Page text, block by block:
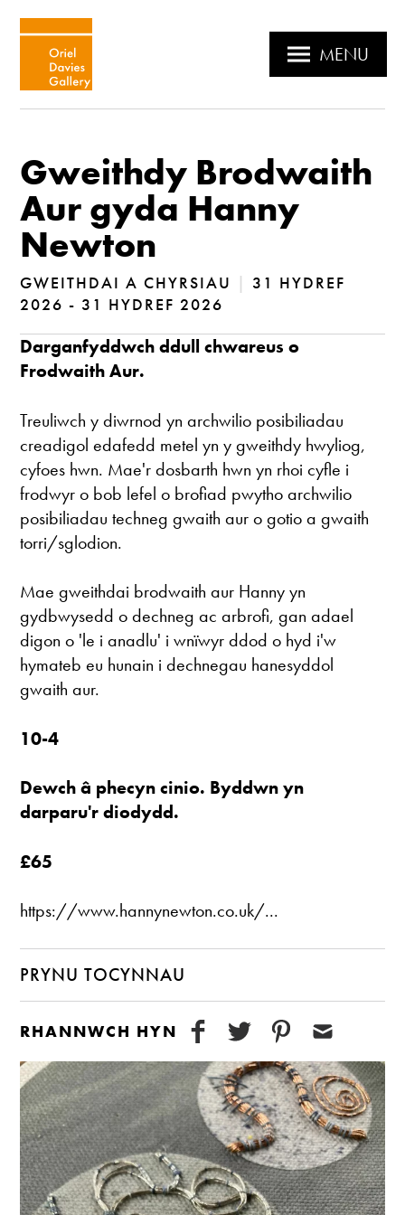
MENU
Gweithdy Brodwaith
Aur gyda Hanny
Newton
GWEITHDAI A CHYRSIAU | 31 HYDREF
2026 - 31 HYDREF 2026
Darganfyddwch ddull chwareus o
Frodwaith Aur.
Treuliwch y diwrnod yn archwilio posibiliadau
creadigol edafedd metel yn y gweithdy hwyliog,
cyfoes hwn. Mae'r dosbarth hwn yn rhoi cyfle i
frodwyr o bob lefel o brofiad pwytho archwilio
posibiliadau techneg gwaith aur o gotio a gwaith
torri/sglodion.
Mae gweithdai brodwaith aur Hanny yn
gydbwysedd o dechneg ac arbrofi, gan adael
digon o 'le i anadlu' i wnïwyr ddod o hyd i'w
hymateb eu hunain i dechnegau hanesyddol
gwaith aur.
10-4
Dewch â phecyn cinio. Byddwn yn
darparu'r diodydd.
£65
https://www.hannynewton.co.uk/...
PRYNU TOCYNNAU
RHANNWCH HYN